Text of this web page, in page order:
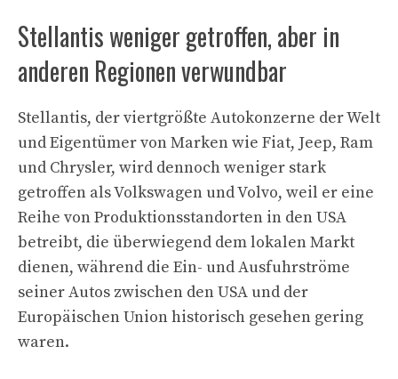
Stellantis weniger getroffen, aber in
anderen Regionen verwundbar
Stellantis, der viertgrößte Autokonzerne der Welt
und Eigentümer von Marken wie Fiat, Jeep, Ram
und Chrysler, wird dennoch weniger stark
getroffen als Volkswagen und Volvo, weil er eine
Reihe von Produktionsstandorten in den USA
betreibt, die überwiegend dem lokalen Markt
dienen, während die Ein- und Ausfuhrströme
seiner Autos zwischen den USA und der
Europäischen Union historisch gesehen gering
waren.